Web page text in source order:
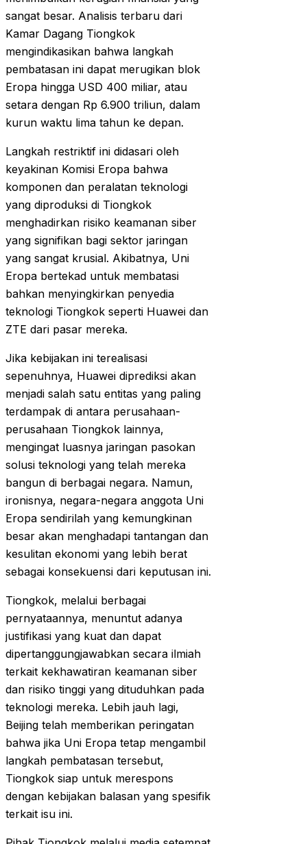
sangat besar. Analisis terbaru dari
Kamar Dagang Tiongkok
mengindikasikan bahwa langkah
pembatasan ini dapat merugikan blok
Eropa hingga USD 400 miliar, atau
setara dengan Rp 6.900 triliun, dalam
kurun waktu lima tahun ke depan.
Langkah restriktif ini didasari oleh
keyakinan Komisi Eropa bahwa
komponen dan peralatan teknologi
yang diproduksi di Tiongkok
menghadirkan risiko keamanan siber
yang signifikan bagi sektor jaringan
yang sangat krusial. Akibatnya, Uni
Eropa bertekad untuk membatasi
bahkan menyingkirkan penyedia
teknologi Tiongkok seperti Huawei dan
ZTE dari pasar mereka.
Jika kebijakan ini terealisasi
sepenuhnya, Huawei diprediksi akan
menjadi salah satu entitas yang paling
terdampak di antara perusahaan-
perusahaan Tiongkok lainnya,
mengingat luasnya jaringan pasokan
solusi teknologi yang telah mereka
bangun di berbagai negara. Namun,
ironisnya, negara-negara anggota Uni
Eropa sendirilah yang kemungkinan
besar akan menghadapi tantangan dan
kesulitan ekonomi yang lebih berat
sebagai konsekuensi dari keputusan ini.
Tiongkok, melalui berbagai
pernyataannya, menuntut adanya
justifikasi yang kuat dan dapat
dipertanggungjawabkan secara ilmiah
terkait kekhawatiran keamanan siber
dan risiko tinggi yang dituduhkan pada
teknologi mereka. Lebih jauh lagi,
Beijing telah memberikan peringatan
bahwa jika Uni Eropa tetap mengambil
langkah pembatasan tersebut,
Tiongkok siap untuk merespons
dengan kebijakan balasan yang spesifik
terkait isu ini.